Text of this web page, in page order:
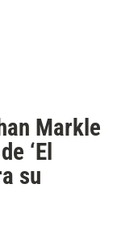
Markle
‘El
su